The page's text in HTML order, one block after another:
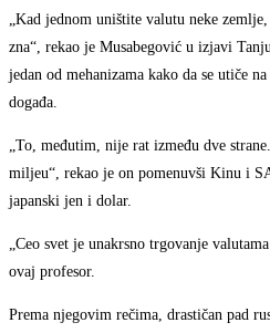
„Kad jednom uništite valutu neke
zna“, rekao je Musabegović u izjavi
jedan od mehanizama kako da se utiče
događa.
„To, međutim, nije rat između dve
miljeu“, rekao je on pomenuvši Kinu i
japanski jen i dolar.
„Ceo svet je unakrsno trgovanje
ovaj profesor.
Prema njegovim rečima, drastičan pad